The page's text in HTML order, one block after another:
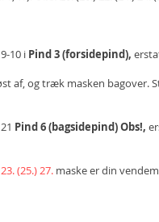
10 i Pind 3 (forsidepind),
af, og træk masken bagover.
Pind 6 (bagsidepind) Obs!,
23. (25.) 27. maske er din